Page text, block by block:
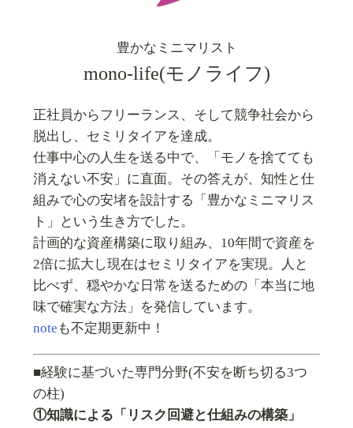
豊かなミニマリスト
mono-life(モノライフ)
正社員からフリーランス、そして競争社会から
脱出し、セミリタイアを達成。
仕事中心の人生を送る中で、「モノを捨てても
消えない不安」に直面。その答えが、知性と仕
組みで心の安堵を設計する「豊かなミニマリス
ト」という生き方でした。
計画的な資産構築に取り組み、10年間で資産を
2倍に拡大し現在はセミリタイアを実現。人と
比べず、穏やかな日常を送るための「本当に地
味で確実な方法」を発信しています。
note も不定期更新中！
■経験に基づいた専門分野(不安を断ち切る3つ
の柱)
①知識による「リスク回避と仕組みの構築」